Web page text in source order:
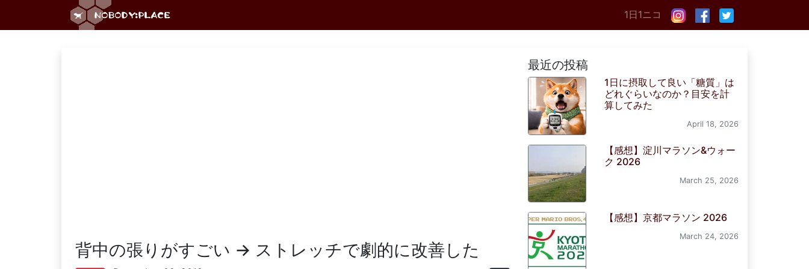
1日1ニコ
背中の張りがすごい → ストレッチで劇的に改善した
最近の投稿
1日に摂取して良い「糖質」は
どれぐらいなのか？目安を計
算してみた
April 18, 2026
【感想】淀川マラソン&ウォー
ク 2026
March 25, 2026
【感想】京都マラソン 2026
March 24, 2026